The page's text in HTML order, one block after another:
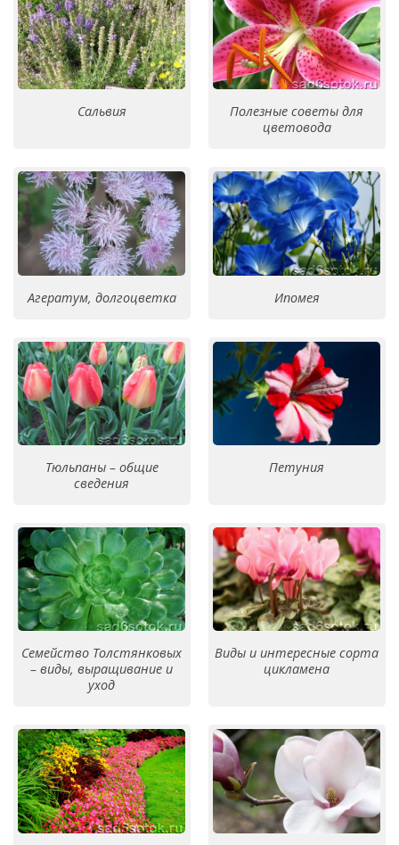
Сальвия
Полезные советы для
цветовода
Агератум, долгоцветка Ипомея
Тюльпаны – общие
сведения
Петуния
Семейство Толстянковых
– виды, выращивание и
уход
Виды и интересные сорта
цикламена